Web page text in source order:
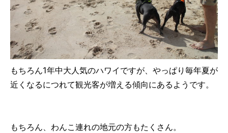
もちろん1年中大人気のハワイですが、やっぱり毎年夏が
近くなるにつれて観光客が増える傾向にあるようです。
もちろん、わんこ連れの地元の方もたくさん。